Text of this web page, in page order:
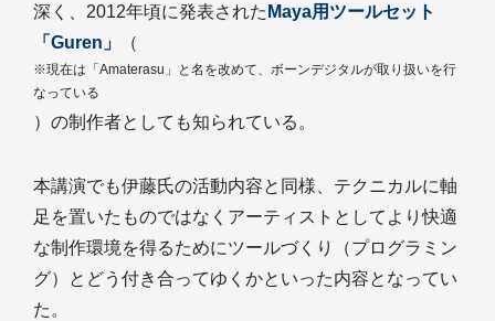
深く、2012年頃に発表された Maya用ツールセット
「Guren」
（
※現在は「Amaterasu」と名を改めて、ボーンデジタルが取り扱いを行
なっている
）の制作者としても知られている。
本講演でも伊藤氏の活動内容と同様、テクニカルに軸
足を置いたものではなくアーティストとしてより快適
な制作環境を得るためにツールづくり（プログラミン
グ）とどう付き合ってゆくかといった内容となってい
た。